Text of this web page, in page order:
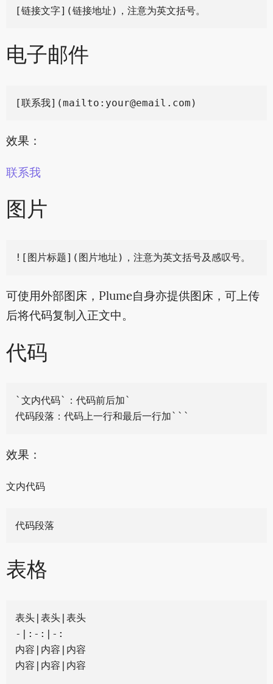
电子邮件
[联系我](mailto: your@email.com
效果：
联系我
图片
可使用外部图床，Plume自身亦提供图床，可上传
后将代码复制入正文中。
代码
`文内代码`：代码前后加`
效果：
文内代码
表格
表头|表头|表头
-|:-:|-:
内容|内容|内容
内容|内容|内容